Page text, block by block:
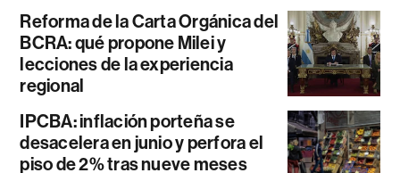
Reforma de la Carta Orgánica del
BCRA: qué propone Milei y
lecciones de la experiencia
regional
IPCBA: inflación porteña se
desacelera en junio y perfora el
piso de 2% tras nueve meses